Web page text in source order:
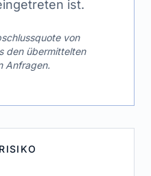
ist.
von
den übermittelten
Anfragen.